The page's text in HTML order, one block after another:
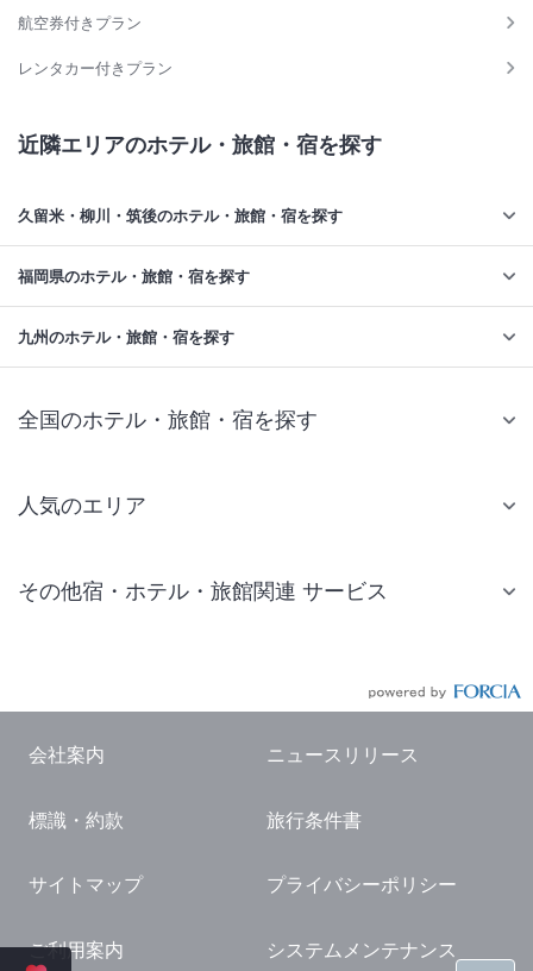
航空券付きプラン
レンタカー付きプラン
近隣エリアのホテル・旅館・宿を探す
久留米・柳川・筑後のホテル・旅館・宿を探す
福岡県のホテル・旅館・宿を探す
九州のホテル・旅館・宿を探す
全国のホテル・旅館・宿を探す
人気のエリア
仙台 ホテル
東京ドーム ホテル
横浜 ホテル
熱海 ホテル
その他宿・ホテル・旅館関連 サービス
国内観光ガイド
旅行・観光情報
会社案内 ニュースリリース
標識・約款 旅行条件書
サイトマップ プライバシーポリシー
ご利用案内 システムメンテナンス